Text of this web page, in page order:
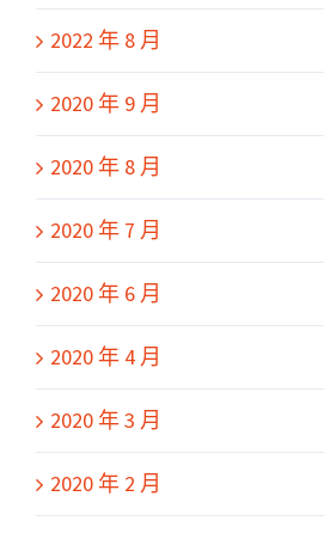
2022 年 8 月
2020 年 9 月
2020 年 8 月
2020 年 7 月
2020 年 6 月
2020 年 4 月
2020 年 3 月
2020 年 2 月